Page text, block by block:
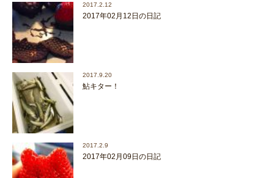
2017.2.12
2017年02月12日の日記
2017.9.20
鮎キター！
2017.2.9
2017年02月09日の日記